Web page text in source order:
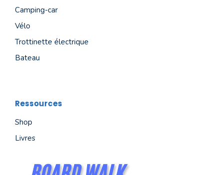
Camping-car
Vélo
Trottinette électrique
Bateau
Ressources
Shop
Livres